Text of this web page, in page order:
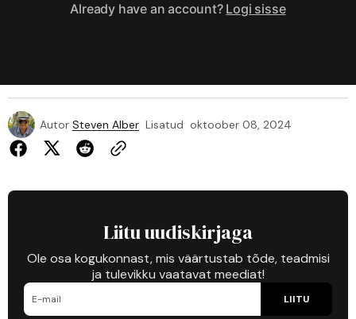
Already have an account? Logi sisse
Autor Steven Alber Lisatud oktoober 08, 2024
Liitu uudiskirjaga
Ole osa kogukonnast, mis väärtustab tõde, teadmisi
ja tulevikku vaatavat meediat!
LIITU